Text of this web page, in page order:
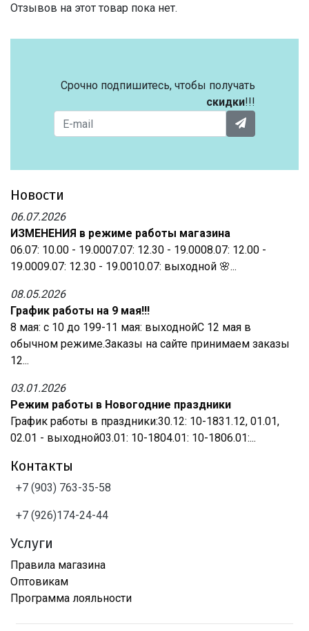
Отзывов на этот товар пока нет.
Срочно подпишитесь, чтобы получать
скидки!!!
Новости
06.07.2026
ИЗМЕНЕНИЯ в режиме работы магазина
06.07: 10.00 - 19.0007.07: 12.30 - 19.0008.07: 12.00 -
19.0009.07: 12.30 - 19.0010.07: выходной 🌸...
08.05.2026
График работы на 9 мая!!!
8 мая: с 10 до 199-11 мая: выходнойС 12 мая в
обычном режиме.Заказы на сайте принимаем заказы
12...
03.01.2026
Режим работы в Новогодние праздники
График работы в праздники:30.12: 10-1831.12, 01.01,
02.01 - выходной03.01: 10-1804.01: 10-1806.01:...
Контакты
+7 (903) 763-35-58
+7 (926)174-24-44
Услуги
Правила магазина
Оптовикам
Программа лояльности